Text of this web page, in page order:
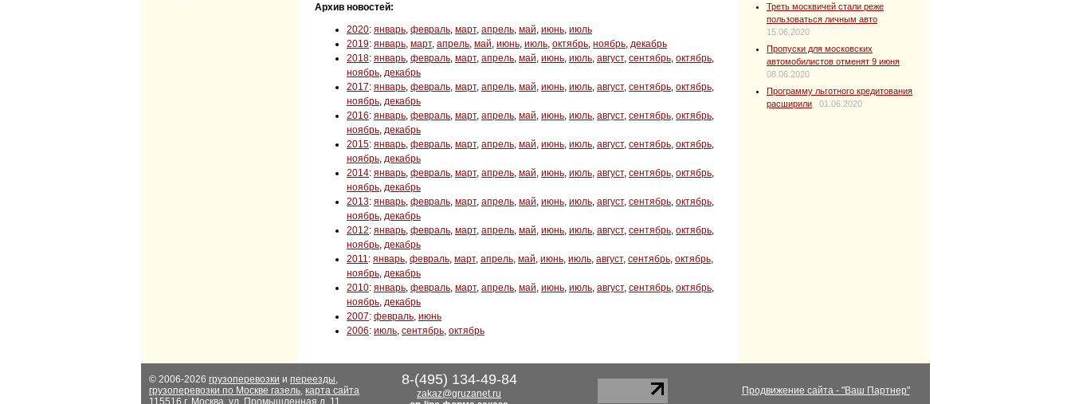
Архив новостей:
2020: январь, февраль, март, апрель, май, июнь, июль
2019: январь, март, апрель, май, июнь, июль, октябрь, ноябрь, декабрь
2018: январь, февраль, март, апрель, май, июнь, июль, август, сентябрь, октябрь,
ноябрь, декабрь
2017: январь, февраль, март, апрель, май, июнь, июль, август, сентябрь, октябрь,
ноябрь, декабрь
2016: январь, февраль, март, апрель, май, июнь, июль, август, сентябрь, октябрь,
ноябрь, декабрь
2015: январь, февраль, март, апрель, май, июнь, июль, август, сентябрь, октябрь,
ноябрь, декабрь
2014: январь, февраль, март, апрель, май, июнь, июль, август, сентябрь, октябрь,
ноябрь, декабрь
2013: январь, февраль, март, апрель, май, июнь, июль, август, сентябрь, октябрь,
ноябрь, декабрь
2012: январь, февраль, март, апрель, май, июнь, июль, август, сентябрь, октябрь,
ноябрь, декабрь
2011: январь, февраль, март, апрель, май, июнь, июль, август, сентябрь, октябрь,
ноябрь, декабрь
2010: январь, февраль, март, апрель, май, июнь, июль, август, сентябрь, октябрь,
ноябрь, декабрь
2007: февраль, июнь
2006: июль, сентябрь, октябрь
Треть москвичей стали реже
пользоваться личным авто
15.06.2020
Пропуски для московских
автомобилистов отменят 9 июня
08.06.2020
Программу льготного кредитования
расширили
01.06.2020
© 2006-2026 грузоперевозки и переезды,
грузоперевозки по Москве газель, карта сайта
115516 г. Москва, ул. Промышленная д. 11
8-(495) 134-49-84
zakaz@gruzanet.ru
Продвижение сайта - "Ваш Партнер"